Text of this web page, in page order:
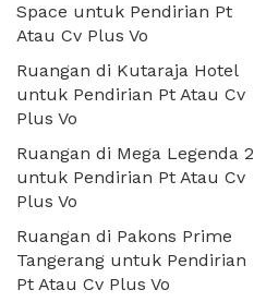
Space untuk Pendirian Pt
Atau Cv Plus Vo
Ruangan di Kutaraja Hotel
untuk Pendirian Pt Atau Cv
Plus Vo
Ruangan di Mega Legenda 2
untuk Pendirian Pt Atau Cv
Plus Vo
Ruangan di Pakons Prime
Tangerang untuk Pendirian
Pt Atau Cv Plus Vo